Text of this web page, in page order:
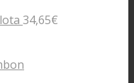
34,65€